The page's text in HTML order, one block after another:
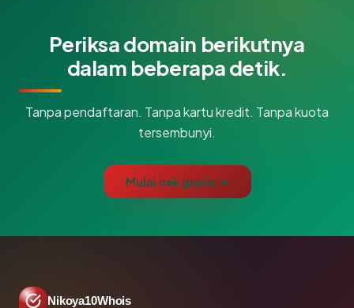
Periksa domain berikutnya
dalam beberapa detik.
Tanpa pendaftaran. Tanpa kartu kredit. Tanpa kuota
tersembunyi.
Mulai cek gratis →
Nikoya10Whois